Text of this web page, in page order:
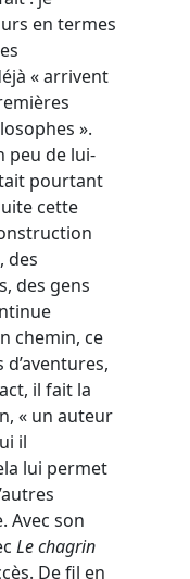
en termes
« arrivent
».
peu de lui-
pourtant
cette
des
des gens
chemin, ce
il fait la
« un auteur
il
lui permet
Avec son
Le chagrin
De fil en